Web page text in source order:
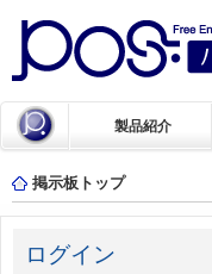
製品紹介
掲示板トップ
ログイン